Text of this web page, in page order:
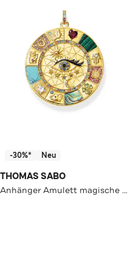
-30%* Neu
THOMAS SABO
Anhänger Amulett magische Glückssymbole 925 Sterlingsilber, 750 Gelbgold Vergoldung, Kaltemail